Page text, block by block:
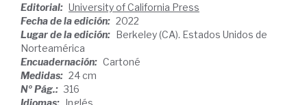
Editorial: University of California Press
Fecha de la edición: 2022
Lugar de la edición: Berkeley (CA). Estados Unidos de
Norteamérica
Encuadernación: Cartoné
Medidas: 24 cm
Nº Pág.: 316
Idiomas: Inglés